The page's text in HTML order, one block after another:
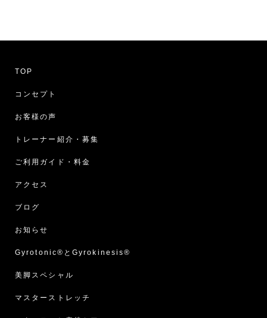
TOP
コンセプト
お客様の声
トレーナー紹介・募集
ご利用ガイド・料金
アクセス
ブログ
お知らせ
Gyrotonic®︎とGyrokinesis®︎
美脚スペシャル
マスターストレッチ